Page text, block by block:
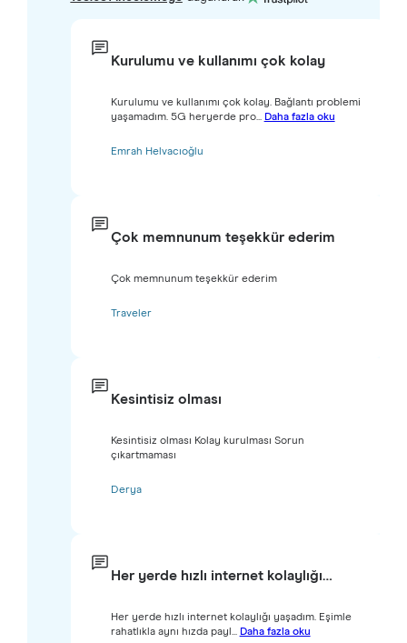
Kurulumu ve kullanımı çok kolay
Kurulumu ve kullanımı çok kolay. Bağlantı problemi
yaşamadım. 5G heryerde pro... Daha fazla oku
Emrah Helvacıoğlu
Çok memnunum teşekkür ederim
Çok memnunum teşekkür ederim
Traveler
Kesintisiz olması
Kesintisiz olması Kolay kurulması Sorun
çıkartmaması
Derya
Her yerde hızlı internet kolaylığı…
Her yerde hızlı internet kolaylığı yaşadım. Eşimle
rahatlıkla aynı hızda payl... Daha fazla oku